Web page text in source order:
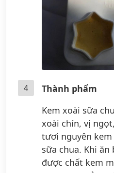
4
Thành phẩm
Kem xoài sữa
xoài chín, vị
tươi nguyên
sữa chua. Khi ăn
được chất kem